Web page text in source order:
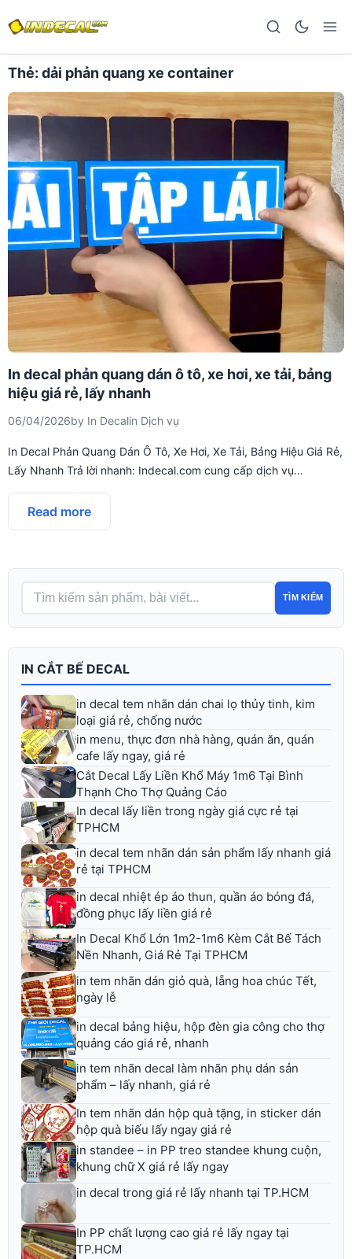
Thẻ: dải phản quang xe container
In decal phản quang dán ô tô, xe hơi, xe tải, bảng
hiệu giá rẻ, lấy nhanh
06/04/2026by In Decalin Dịch vụ
In Decal Phản Quang Dán Ô Tô, Xe Hơi, Xe Tải, Bảng Hiệu Giá Rẻ,
Lấy Nhanh Trả lời nhanh: Indecal.com cung cấp dịch vụ…
Read more
TÌM KIẾM
IN CẮT BẾ DECAL
in decal tem nhãn dán chai lọ thủy tinh, kim
loại giá rẻ, chống nước
in menu, thực đơn nhà hàng, quán ăn, quán
cafe lấy ngay, giá rẻ
Cắt Decal Lấy Liền Khổ Máy 1m6 Tại Bình
Thạnh Cho Thợ Quảng Cáo
In decal lấy liền trong ngày giá cực rẻ tại
TPHCM
in decal tem nhãn dán sản phẩm lấy nhanh giá
rẻ tại TPHCM
in decal nhiệt ép áo thun, quần áo bóng đá,
đồng phục lấy liền giá rẻ
In Decal Khổ Lớn 1m2-1m6 Kèm Cắt Bế Tách
Nền Nhanh, Giá Rẻ Tại TPHCM
in tem nhãn dán giỏ quà, lẵng hoa chúc Tết,
ngày lễ
in decal bảng hiệu, hộp đèn gia công cho thợ
quảng cáo giá rẻ, nhanh
in tem nhãn decal làm nhãn phụ dán sản
phẩm – lấy nhanh, giá rẻ
In tem nhãn dán hộp quà tặng, in sticker dán
hộp quà biếu lấy ngay giá rẻ
in standee – in PP treo standee khung cuộn,
khung chữ X giá rẻ lấy ngay
in decal trong giá rẻ lấy nhanh tại TP.HCM
In PP chất lượng cao giá rẻ lấy ngay tại
TP.HCM